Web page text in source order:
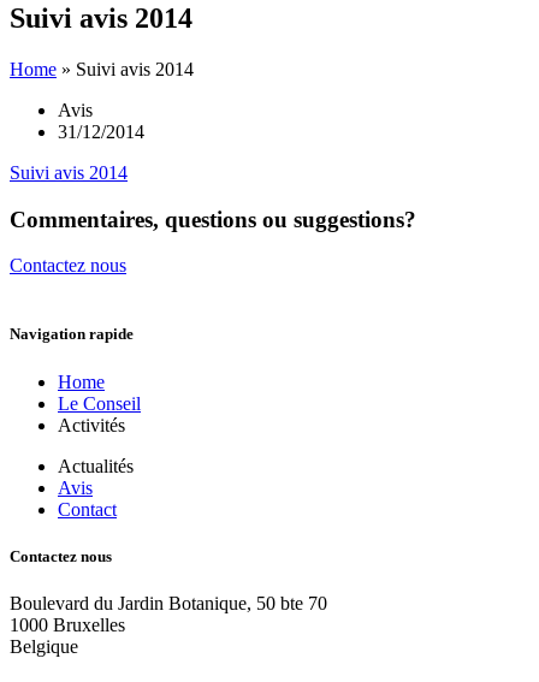
Suivi avis 2014
Home » Suivi avis 2014
Avis
31/12/2014
Suivi avis 2014
Commentaires, questions ou suggestions?
Contactez nous
Navigation rapide
Home
Le Conseil
Activités
Actualités
Avis
Contact
Contactez nous
Boulevard du Jardin Botanique, 50 bte 70
1000 Bruxelles
Belgique